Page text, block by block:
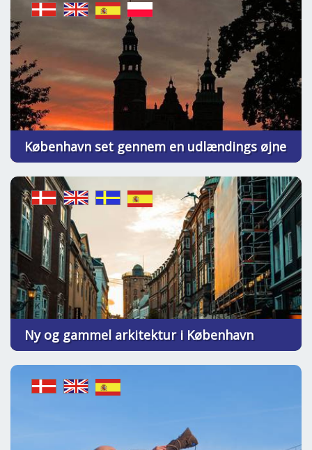
København set gennem en udlændings øjne
Ny og gammel arkitektur i København